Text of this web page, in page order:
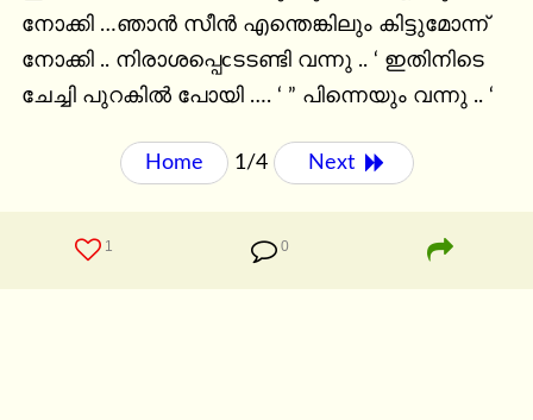
നോക്കി …ഞാൻ സീൻ എന്തെങ്കിലും കിട്ടുമോന്ന്
നോക്കി .. നിരാശപ്പെcടടണ്ടി വന്നു .. ‘ ഇതിനിടെ
ചേച്ചി പുറകിൽ പോയി …. ‘ ” പിന്നെയും വന്നു .. ‘
Home 1/4 Next
1 0